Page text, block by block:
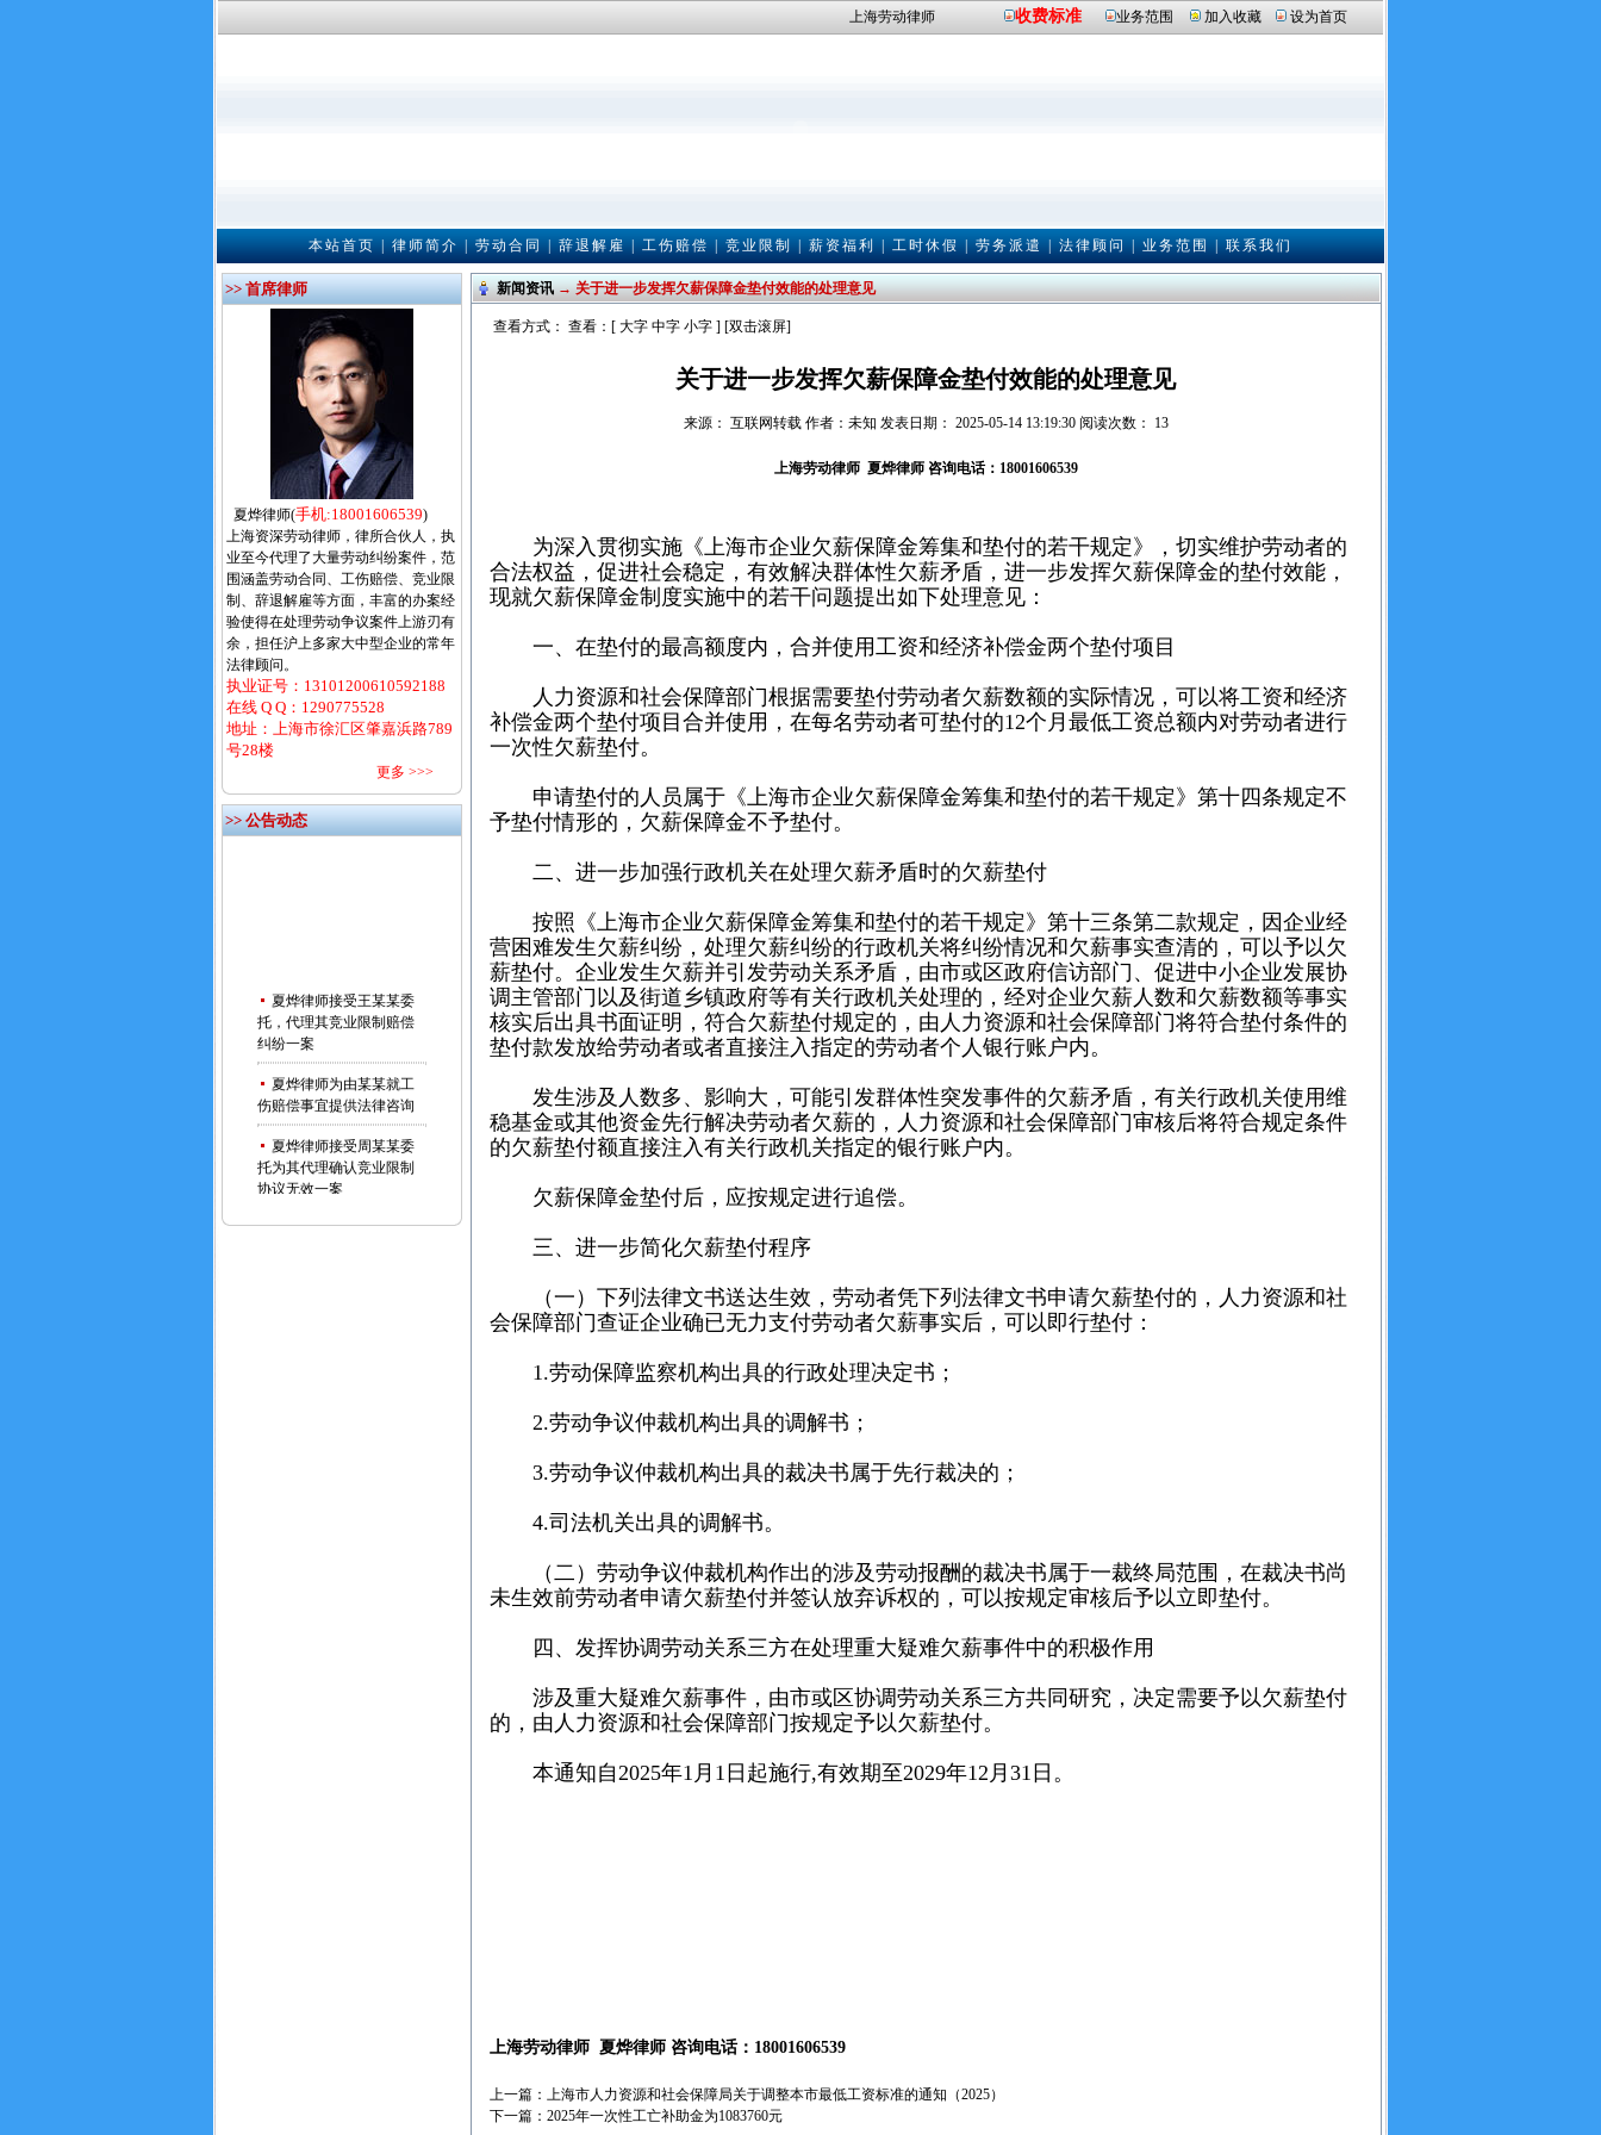
上海劳动律师 收费标准 业务范围 加入收藏 设为首页
本站首页|律师简介|劳动合同|辞退解雇|工伤赔偿|竞业限制|薪资福利|工时休假|劳务派遣|法律顾问|业务范围|联系我们
>> 首席律师
夏烨律师(手机:18001606539)
上海资深劳动律师，律所合伙人，执
业至今代理了大量劳动纠纷案件，范
围涵盖劳动合同、工伤赔偿、竞业限
制、辞退解雇等方面，丰富的办案经
验使得在处理劳动争议案件上游刃有
余，担任沪上多家大中型企业的常年
法律顾问。
执业证号：13101200610592188
在线 Q Q： 1290775528
地址：上海市徐汇区肇嘉浜路789
号28楼
更多 >>>
>> 公告动态
托，代理其竞业限制赔偿
纠纷一案
伤赔偿事宜提供法律咨询
托为其代理确认竞业限制
协议无效一案
新闻资讯→ 关于进一步发挥欠薪保障金垫付效能的处理意见
查看方式： 查看：[ 大字 中字 小字] [双击滚屏]
关于进一步发挥欠薪保障金垫付效能的处理意见
来源： 互联网转载 作者：未知 发表日期： 2025-05-14 13:19:30 阅读次数： 13
上海劳动律师 夏烨律师 咨询电话：18001606539
为深入贯彻实施《上海市企业欠薪保障金筹集和垫付的若干规定》，切实维护劳动者的
合法权益，促进社会稳定，有效解决群体性欠薪矛盾，进一步发挥欠薪保障金的垫付效能，
现就欠薪保障金制度实施中的若干问题提出如下处理意见：
一、在垫付的最高额度内，合并使用工资和经济补偿金两个垫付项目
人力资源和社会保障部门根据需要垫付劳动者欠薪数额的实际情况，可以将工资和经济
补偿金两个垫付项目合并使用，在每名劳动者可垫付的12个月最低工资总额内对劳动者进行
一次性欠薪垫付。
申请垫付的人员属于《上海市企业欠薪保障金筹集和垫付的若干规定》第十四条规定不
予垫付情形的，欠薪保障金不予垫付。
二、进一步加强行政机关在处理欠薪矛盾时的欠薪垫付
按照《上海市企业欠薪保障金筹集和垫付的若干规定》第十三条第二款规定，因企业经
营困难发生欠薪纠纷，处理欠薪纠纷的行政机关将纠纷情况和欠薪事实查清的，可以予以欠
薪垫付。企业发生欠薪并引发劳动关系矛盾，由市或区政府信访部门、促进中小企业发展协
调主管部门以及街道乡镇政府等有关行政机关处理的，经对企业欠薪人数和欠薪数额等事实
核实后出具书面证明，符合欠薪垫付规定的，由人力资源和社会保障部门将符合垫付条件的
垫付款发放给劳动者或者直接注入指定的劳动者个人银行账户内。
发生涉及人数多、影响大，可能引发群体性突发事件的欠薪矛盾，有关行政机关使用维
稳基金或其他资金先行解决劳动者欠薪的，人力资源和社会保障部门审核后将符合规定条件
的欠薪垫付额直接注入有关行政机关指定的银行账户内。
欠薪保障金垫付后，应按规定进行追偿。
三、进一步简化欠薪垫付程序
（一）下列法律文书送达生效，劳动者凭下列法律文书申请欠薪垫付的，人力资源和社
会保障部门查证企业确已无力支付劳动者欠薪事实后，可以即行垫付：
1.劳动保障监察机构出具的行政处理决定书；
2.劳动争议仲裁机构出具的调解书；
3.劳动争议仲裁机构出具的裁决书属于先行裁决的；
4.司法机关出具的调解书。
（二）劳动争议仲裁机构作出的涉及劳动报酬的裁决书属于一裁终局范围，在裁决书尚
未生效前劳动者申请欠薪垫付并签认放弃诉权的，可以按规定审核后予以立即垫付。
四、发挥协调劳动关系三方在处理重大疑难欠薪事件中的积极作用
涉及重大疑难欠薪事件，由市或区协调劳动关系三方共同研究，决定需要予以欠薪垫付
的，由人力资源和社会保障部门按规定予以欠薪垫付。
本通知自2025年1月1日起施行,有效期至2029年12月31日。
上海劳动律师 夏烨律师 咨询电话：18001606539
上一篇： 上海市人力资源和社会保障局关于调整本市最低工资标准的通知（2025）
下一篇： 2025年一次性工亡补助金为1083760元